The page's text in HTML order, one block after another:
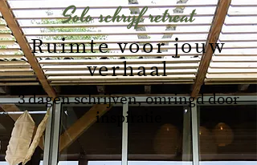
Solo schrijf retreat
Ruimte voor jouw
verhaal
3 dagen schrijven, omringd door
inspiratie